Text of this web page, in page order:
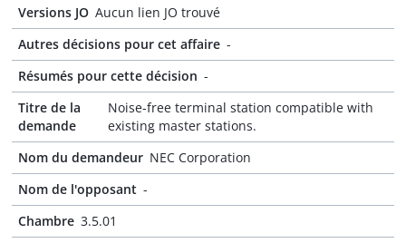
Versions JO Aucun lien JO trouvé
Autres décisions pour cet affaire -
Résumés pour cette décision -
Titre de la
demande
Noise-free terminal station compatible with
existing master stations.
Nom du demandeur NEC Corporation
Nom de l'opposant -
Chambre 3.5.01